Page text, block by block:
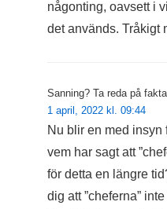
någonting, oavsett i
det används. Tråkigt
Sanning? Ta reda på fakta
1 april, 2022 kl. 09:44
Nu blir en med insyn
vem har sagt att
för detta en längre
dig att ”cheferna”